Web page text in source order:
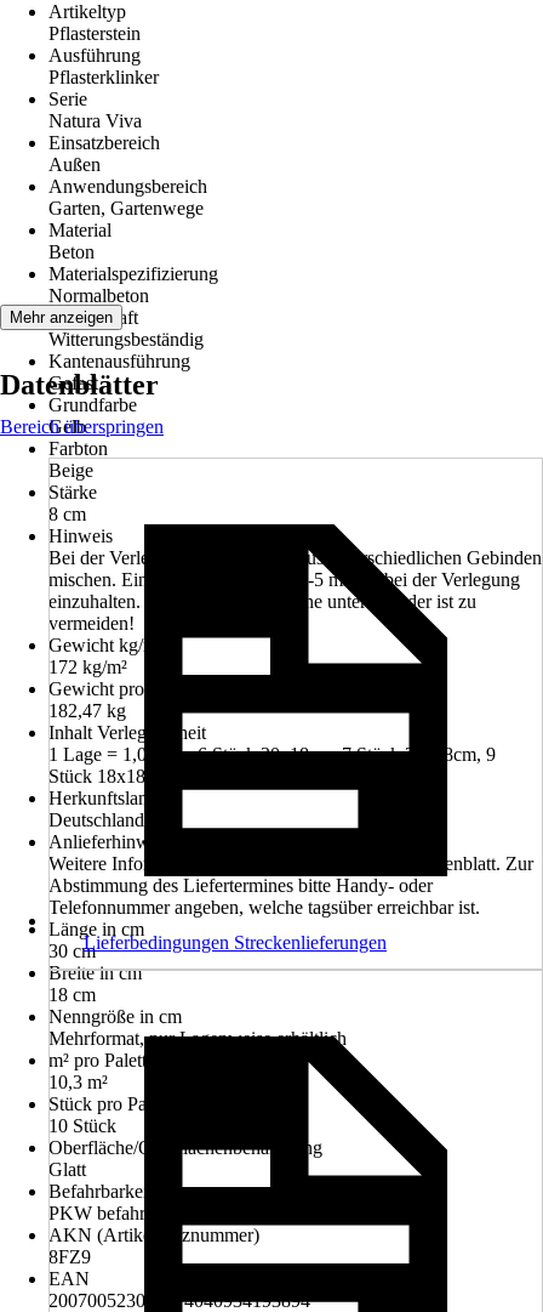
Artikeltyp
Pflasterstein
Ausführung
Pflasterklinker
Serie
Natura Viva
Einsatzbereich
Außen
Anwendungsbereich
Garten, Gartenwege
Material
Beton
Materialspezifizierung
Normalbeton
Eigenschaft
Witterungsbeständig
Kantenausführung
Gefast
Grundfarbe
Gelb
Farbton
Beige
Stärke
8 cm
Hinweis
Bei der Verlegung immer Steine aus unterschiedlichen Gebinden
mischen. Ein Fugenabstand von 3-5 mm ist bei der Verlegung
einzuhalten. Der Kontakt der Steine untereinander ist zu
vermeiden!
Gewicht kg/m²
172 kg/m²
Gewicht pro Stück
182,47 kg
Inhalt Verlegeeinheit
1 Lage = 1,03m² = 6 Stück 30x18cm, 7 Stück 24x18cm, 9
Stück 18x18cm, 5 Stück 12x18cm
Herkunftsland
Deutschland
Anlieferhinweis
Weitere Informationen entnehmen Sie bitte dem Datenblatt. Zur
Abstimmung des Liefertermines bitte Handy- oder
Telefonnummer angeben, welche tagsüber erreichbar ist.
Länge in cm
30 cm
Breite in cm
18 cm
Nenngröße in cm
Mehrformat, nur Lagenweise erhältlich
m² pro Palette
10,3 m²
Stück pro Palette
10 Stück
Oberfläche/Oberflächenbehandlung
Glatt
Befahrbarkeit
PKW befahrbar
AKN (Artikelkurznummer)
8FZ9
EAN
2007005230843, 4040934193894
Mehr anzeigen
Datenblätter
Bereich überspringen
Lieferbedingungen Streckenlieferungen